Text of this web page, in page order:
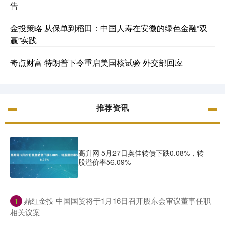
告
金投策略 从保单到稻田：中国人寿在安徽的绿色金融“双
赢”实践
奇点财富 特朗普下令重启美国核试验 外交部回应
推荐资讯
高升网 5月27日奥佳转债下跌0.08%，转
股溢价率56.09%
1
​鼎红金投 中国国贸将于1月16日召开股东会审议董事任职
相关议案